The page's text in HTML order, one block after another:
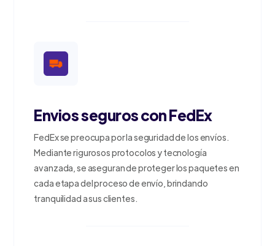
Envios seguros con FedEx
FedEx se preocupa por la seguridad de los envíos.
Mediante rigurosos protocolos y tecnología
avanzada, se aseguran de proteger los paquetes en
cada etapa del proceso de envío, brindando
tranquilidad a sus clientes.